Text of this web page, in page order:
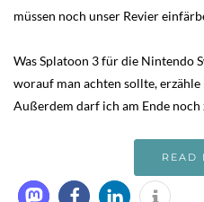
müssen noch unser Revier
Was Splatoon 3 für die Nintendo
worauf man achten sollte,
Außerdem darf ich am Ende noch
READ